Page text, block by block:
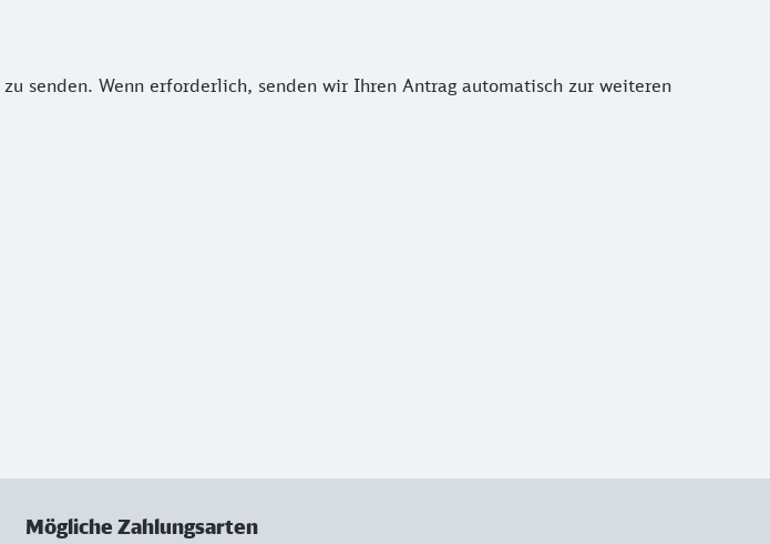
zu senden. Wenn erforderlich, senden wir Ihren Antrag automatisch zur weiteren
Mögliche Zahlungsarten